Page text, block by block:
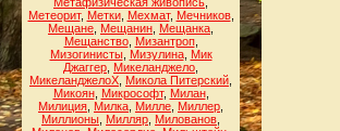
Метеорит, Метки, Мехмат, Мечников,
Мещане Мещанин Мещанка
Мещанство, Мизантроп,
Мизогинисты, Мизулина, Мик
Джаггер Микеланджело
МикеланджелоХ Микола Питерский
Микоян, Микрософт, Милан,
Милиция Милка Милле Миллер
Миллионы Милляр Милованов